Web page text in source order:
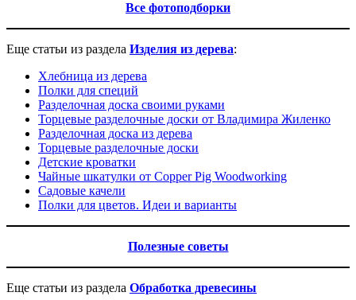
Все фотоподборки
Еще статьи из раздела Изделия из дерева:
Хлебница из дерева
Полки для специй
Разделочная доска своими руками
Торцевые разделочные доски от Владимира Жиленко
Разделочная доска из дерева
Торцевые разделочные доски
Детские кроватки
Чайные шкатулки от Copper Pig Woodworking
Садовые качели
Полки для цветов. Идеи и варианты
Полезные советы
Еще статьи из раздела Обработка древесины